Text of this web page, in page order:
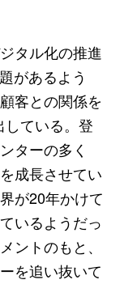
タル化の推進
があるよう
客との関係を
ている。登
ターの多く
成長させてい
が20年かけて
いるようだっ
ントのもと、
を追い抜いて